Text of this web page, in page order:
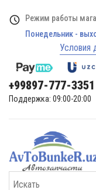
Режим работы
Понедельник -
Условия
+99897-777-3351
Поддержка: 09:00-20:00